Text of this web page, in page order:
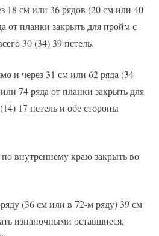
18 см или 36 рядов (20 см или 40
от планки закрыть для пройм с
30 (34) 39 петель.
и через 31 см или 62 ряда (34
74 ряда от планки закрыть для
17 петель и обе стороны
внутреннему краю закрыть во
(36 см или в 72-м ряду) 39 см
изнаночными оставшиеся,